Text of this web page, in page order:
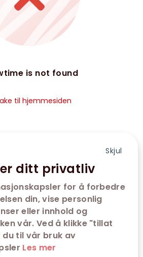
Skjul
ditt privatliv
for å forbedre
din, vise personlig
eller innhold og
vår. Ved å klikke "tillat
til vår bruk av
Les mer
is not found
til hjemmesiden